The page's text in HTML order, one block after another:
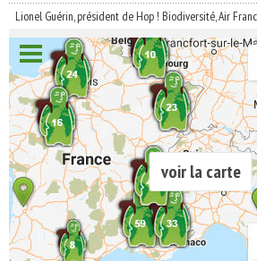
Lionel Guérin, président de Hop ! Biodiversité, Air
voir la carte